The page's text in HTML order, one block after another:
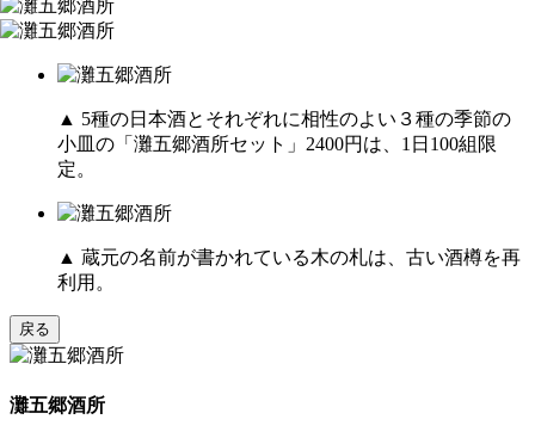
▲ 5種の日本酒とそれぞれに相性のよい３種の季節の
小皿の「灘五郷酒所セット」2400円は、1日100組限
定。
▲ 蔵元の名前が書かれている木の札は、古い酒樽を再
利用。
戻る
灘五郷酒所